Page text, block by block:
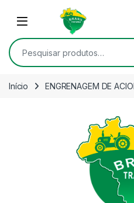
Skip to navigation
Open
Pesquisar por:
Início ENGRENAGEM DE